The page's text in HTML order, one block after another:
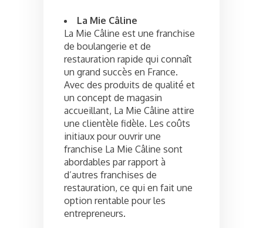
La Mie Câline
La Mie Câline est une franchise
de boulangerie et de
restauration rapide qui connaît
un grand succès en France.
Avec des produits de qualité et
un concept de magasin
accueillant, La Mie Câline attire
une clientèle fidèle. Les coûts
initiaux pour ouvrir une
franchise La Mie Câline sont
abordables par rapport à
d’autres franchises de
restauration, ce qui en fait une
option rentable pour les
entrepreneurs.